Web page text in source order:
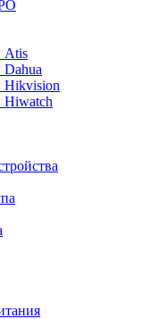
Atis
Hikvision
Hiwatch